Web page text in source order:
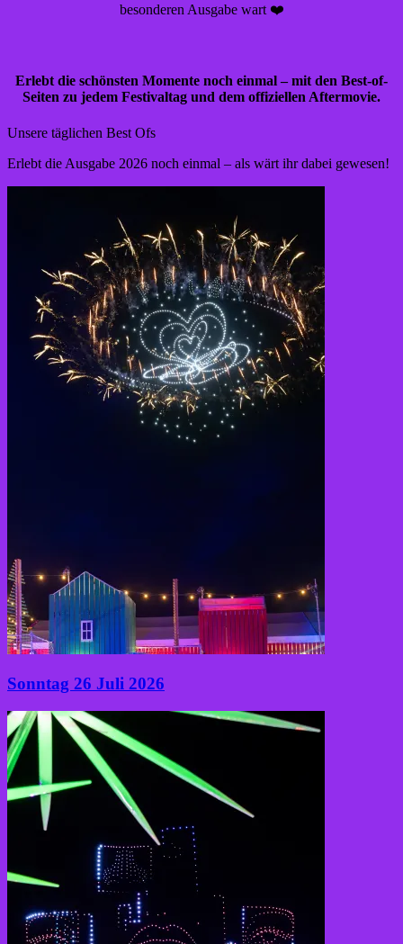
besonderen Ausgabe wart ❤️
Erlebt die schönsten Momente noch einmal – mit den Best-of-
Seiten zu jedem Festivaltag und dem offiziellen Aftermovie.
Unsere täglichen Best Ofs
Erlebt die Ausgabe 2026 noch einmal – als wärt ihr dabei gewesen!
Sonntag 26 Juli 2026